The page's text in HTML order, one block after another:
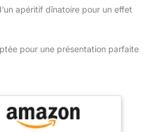
plus confortable, idéal
lames Zelkrom qui
engagement de
réparabilité 15 ans au
apéritif dînatoire pour un effet
pour une présentation parfaite